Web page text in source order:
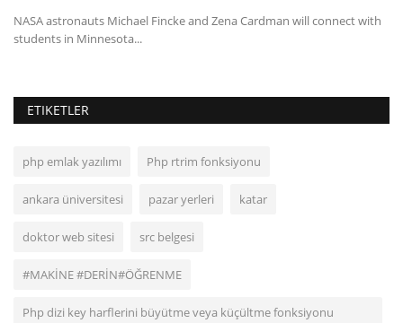
NASA astronauts Michael Fincke and Zena Cardman will connect with
students in Minnesota...
ETIKETLER
php emlak yazılımı Php rtrim fonksiyonu
ankara üniversitesi pazar yerleri katar
doktor web sitesi src belgesi
#MAKİNE #DERİN#ÖĞRENME
Php dizi key harflerini büyütme veya küçültme fonksiyonu